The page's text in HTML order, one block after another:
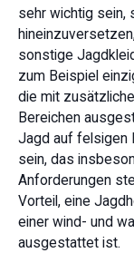
sehr wichtig sein,
sonstige
zum Beispiel
die mit
Bereichen
Jagd auf felsigen
sein, das
Anforderungen
Vorteil, eine
einer wind- und
ausgestattet ist.